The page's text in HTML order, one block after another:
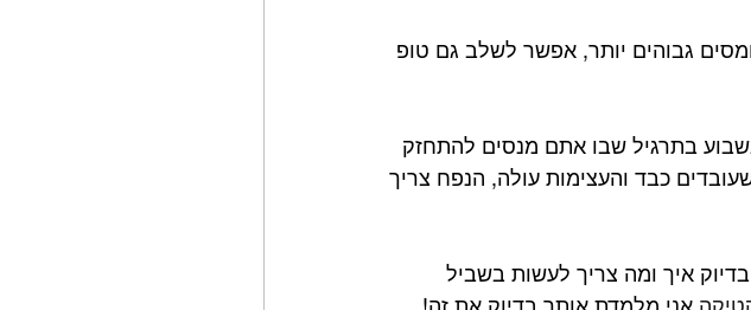
גבוהים יותר, אפשר לשלב גם טופ
בתרגיל שבו אתם מנסים להתחזק
כבד והעצימות עולה, הנפח צריך
איך ומה צריך לעשות בשביל